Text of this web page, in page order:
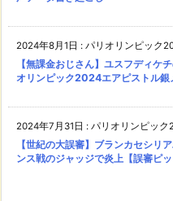
2024年8月1日 : パリオリンピック
【無課金おじさん】ユスフディケ
オリンピック2024エアピストル銀
2024年7月31日 : パリオリンピック
【世紀の大誤審】ブランカセシリ
ンス戦のジャッジで炎上【誤審ピッ